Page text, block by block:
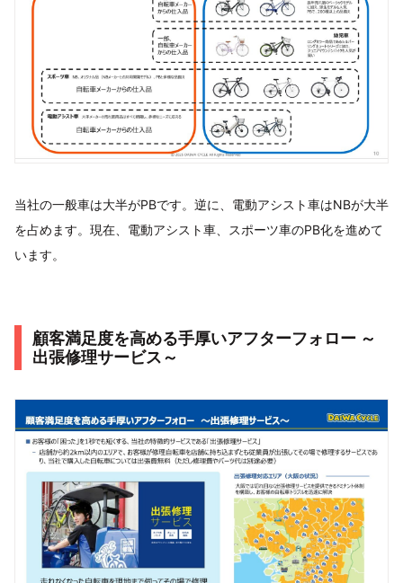
当社の一般車は大半がPBです。逆に、電動アシスト車はNBが大半
を占めます。現在、電動アシスト車、スポーツ車のPB化を進めて
います。
顧客満足度を高める手厚いアフターフォロー ～
出張修理サービス～